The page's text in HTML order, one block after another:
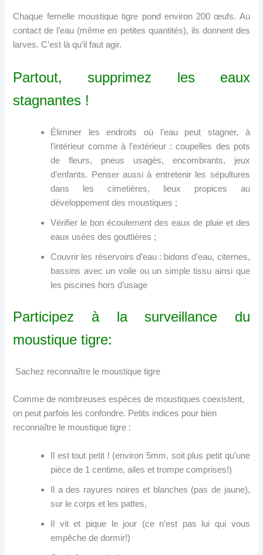
Chaque femelle moustique tigre pond environ 200 œufs. Au
contact de l’eau (même en petites quantités), ils donnent des
larves. C’est là qu’il faut agir.
Partout, supprimez les eaux
stagnantes !
Éliminer les endroits où l’eau peut stagner, à
l’intérieur comme à l’extérieur : coupelles des pots
de fleurs, pneus usagés, encombrants, jeux
d’enfants. Penser aussi à entretenir les sépultures
dans les cimetières, lieux propices au
développement des moustiques ;
Vérifier le bon écoulement des eaux de pluie et des
eaux usées des gouttières ;
Couvrir les réservoirs d’eau : bidons d’eau, citernes,
bassins avec un voile ou un simple tissu ainsi que
les piscines hors d’usage
Participez à la surveillance du
moustique tigre:
 Sachez reconnaître le moustique tigre
Comme de nombreuses espèces de moustiques coexistent,
on peut parfois les confondre. Petits indices pour bien
reconnaître le moustique tigre :
Il est tout petit ! (environ 5mm, soit plus petit qu’une
pièce de 1 centime, ailes et trompe comprises!)
Il a des rayures noires et blanches (pas de jaune),
sur le corps et les pattes,
Il vit et pique le jour (ce n’est pas lui qui vous
empêche de dormir!)